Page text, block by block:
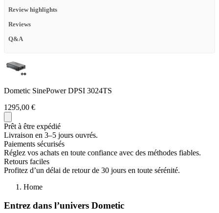
Review highlights
Reviews
Q&A
Dometic SinePower DPSI 3024TS
1295,00 €
Prêt à être expédié
Livraison en 3–5 jours ouvrés.
Paiements sécurisés
Réglez vos achats en toute confiance avec des méthodes fiables.
Retours faciles
Profitez d’un délai de retour de 30 jours en toute sérénité.
Home
Entrez dans l’univers Dometic